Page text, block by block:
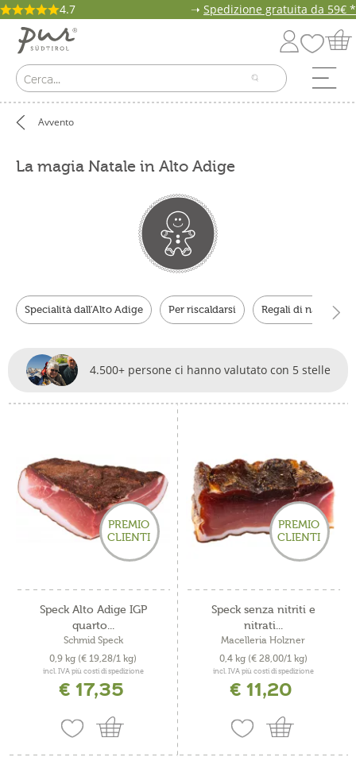
4.7 ➝ Spedizione gratuita da 59€ *
Avvento
La magia Natale in Alto Adige
Specialità dall'Alto Adige Per riscaldarsi Regali di natale
4.500+ persone ci hanno valutato con 5 stelle
PREMIO
CLIENTI
Speck Alto Adige IGP
quarto...
Schmid Speck
0,9 kg (€ 19,28/1 kg)
incl. IVA più costi di spedizione
€ 17,35
PREMIO
CLIENTI
Speck senza nitriti e
nitrati...
Macelleria Holzner
0,4 kg (€ 28,00/1 kg)
incl. IVA più costi di spedizione
€ 11,20